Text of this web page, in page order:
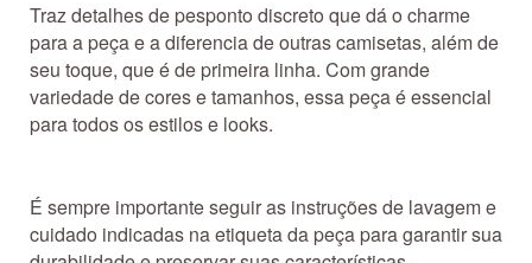
Traz detalhes de pesponto discreto que dá o charme
para a peça e a diferencia de outras camisetas, além de
seu toque, que é de primeira linha. Com grande
variedade de cores e tamanhos, essa peça é essencial
para todos os estilos e looks.
É sempre importante seguir as instruções de lavagem e
cuidado indicadas na etiqueta da peça para garantir sua